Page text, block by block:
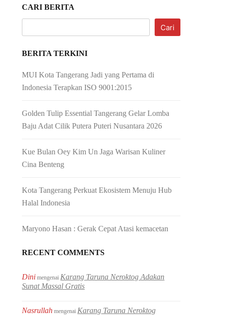
CARI BERITA
Cari
BERITA TERKINI
MUI Kota Tangerang Jadi yang Pertama di
Indonesia Terapkan ISO 9001:2015
Golden Tulip Essential Tangerang Gelar Lomba
Baju Adat Cilik Putera Puteri Nusantara 2026
Kue Bulan Oey Kim Un Jaga Warisan Kuliner
Cina Benteng
Kota Tangerang Perkuat Ekosistem Menuju Hub
Halal Indonesia
Maryono Hasan : Gerak Cepat Atasi kemacetan
RECENT COMMENTS
Dini mengenaiKarang Taruna Neroktog Adakan
Sunat Massal Gratis
Nasrullah mengenaiKarang Taruna Neroktog